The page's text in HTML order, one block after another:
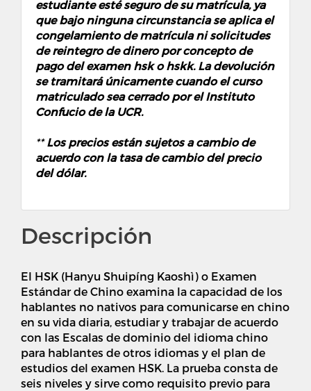
estudiante esté seguro de su matrícula, ya
que bajo ninguna circunstancia se aplica el
congelamiento de matrícula ni solicitudes
dereintegro de dinero por concepto de
pago del examen hsk o hskk. La devolución
se tramitará únicamente cuando el curso
matriculado sea cerrado por el Instituto
Confucio de la UCR.
**Los precios están sujetos a cambio de
acuerdo con la tasa de cambio del precio
del dólar.
Descripción
El HSK (Hanyu Shuipíng Kaoshì) o Examen
Estándar de Chino examina la capacidad de los
hablantes no nativos para comunicarse en chino
en su vida diaria, estudiar y trabajar de acuerdo
con las Escalas de dominio del idioma chino
para hablantes de otros idiomas y el plan de
estudios del examen HSK. La prueba consta de
seis niveles y sirve como requisito previo para